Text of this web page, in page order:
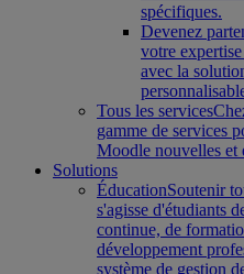
spécifiques.
Devenez
votre
avec la
Tous les services
gamme de services
Moodle nouvelles et
Solutions
ÉducationSoutenir
s'agisse d'étudiants
continue, de
développement
système de gestion